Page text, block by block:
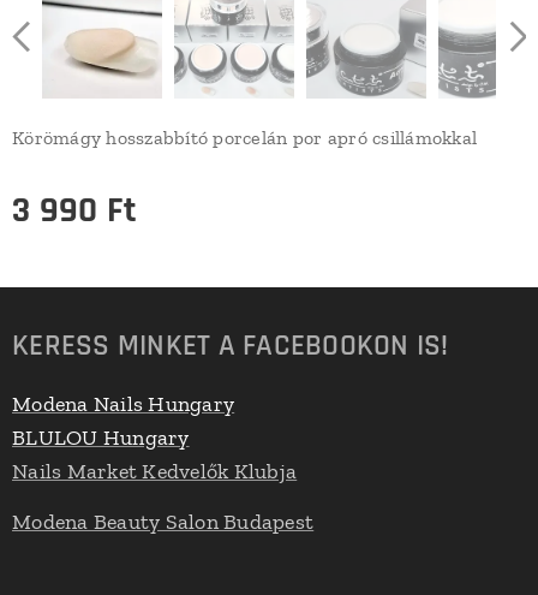
Körömágy hosszabbító porcelán por apró csillámokkal
3 990 Ft
KERESS MINKET A FACEBOOKON IS!
Modena Nails Hungary
BLULOU Hungary
Nails Market Kedvelők Klubja
Modena Beauty Salon Budapest